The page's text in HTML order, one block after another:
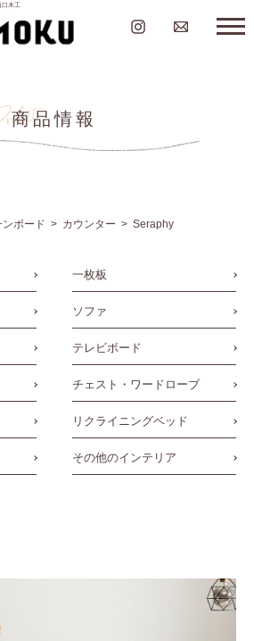
木工
商品情報
ンボード カウンター Seraphy
一枚板
ソファ
テレビボード
チェスト・ワードローブ
リクライニングベッド
その他のインテリア